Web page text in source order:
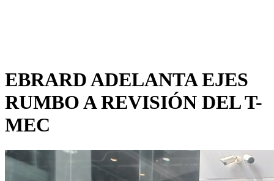
EBRARD ADELANTA EJES
RUMBO A REVISIÓN DEL T-
MEC